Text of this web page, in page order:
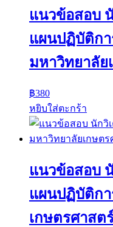
แนวข้อสอบ
แผนปฏิบัติก
มหาวิทยาลัย
฿380
หยิบใส่ตะกร้า
แนวข้อสอบ
แผนปฏิบัติก
เกษตรศาสต